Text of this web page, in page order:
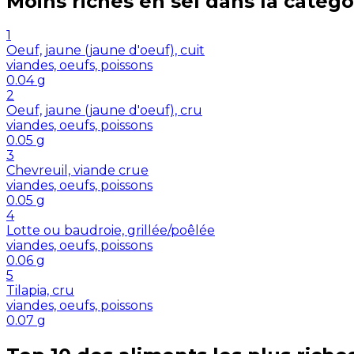
1
Oeuf, jaune (jaune d'oeuf), cuit
viandes, oeufs, poissons
0.04 g
2
Oeuf, jaune (jaune d'oeuf), cru
viandes, oeufs, poissons
0.05 g
3
Chevreuil, viande crue
viandes, oeufs, poissons
0.05 g
4
Lotte ou baudroie, grillée/poêlée
viandes, oeufs, poissons
0.06 g
5
Tilapia, cru
viandes, oeufs, poissons
0.07 g